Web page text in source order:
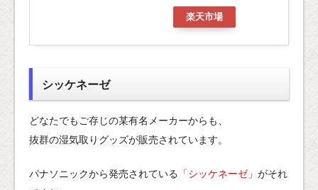
楽天市場
シッケネーゼ
どなたでもご存じの某有名メーカーからも、
抜群の湿気取りグッズが販売されています。
パナソニックから発売されている 「シッケネーゼ」 がそれ